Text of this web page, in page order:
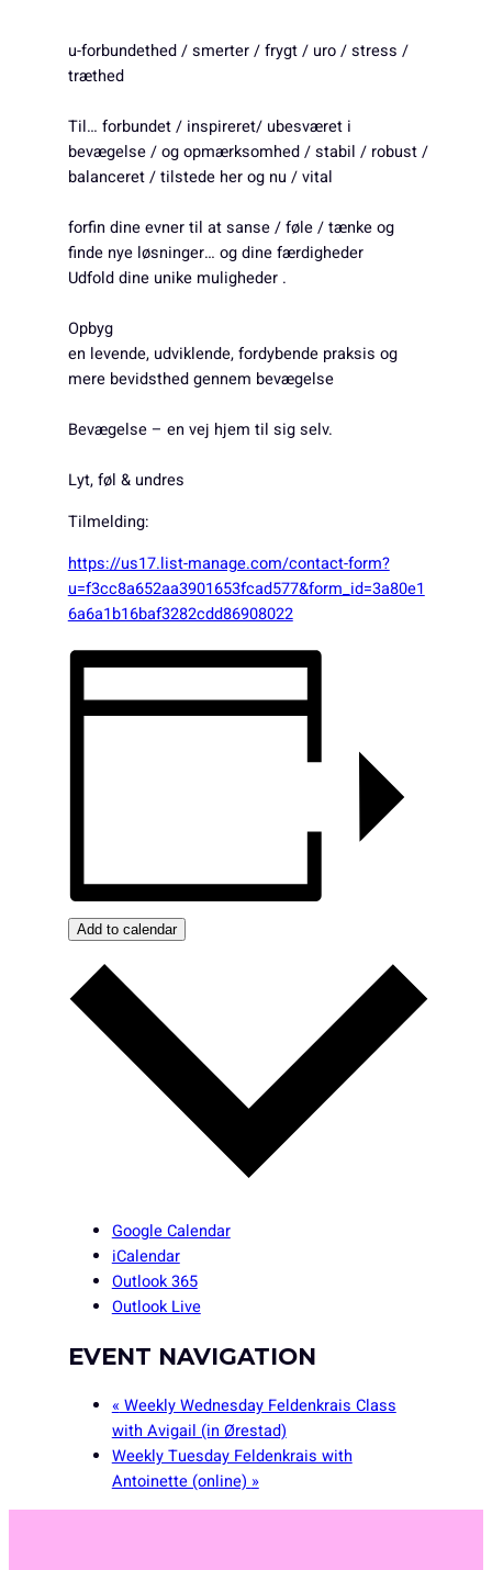
u-forbundethed / smerter / frygt / uro / stress /
træthed
Til… forbundet / inspireret/ ubesværet i
bevægelse / og opmærksomhed / stabil / robust /
balanceret / tilstede her og nu / vital
forfin dine evner til at sanse / føle / tænke og
finde nye løsninger… og dine færdigheder
Udfold dine unike muligheder .
Opbyg
en levende, udviklende, fordybende praksis og
mere bevidsthed gennem bevægelse
Bevægelse – en vej hjem til sig selv.
Lyt, føl & undres
Tilmelding:
https://us17.list-manage.com/contact-form?
u=f3cc8a652aa3901653fcad577&form_id=3a80e1
6a6a1b16baf3282cdd86908022
Add to calendar
Google Calendar
iCalendar
Outlook 365
Outlook Live
EVENT NAVIGATION
« Weekly Wednesday Feldenkrais Class
with Avigail (in Ørestad)
Weekly Tuesday Feldenkrais with
Antoinette (online) »